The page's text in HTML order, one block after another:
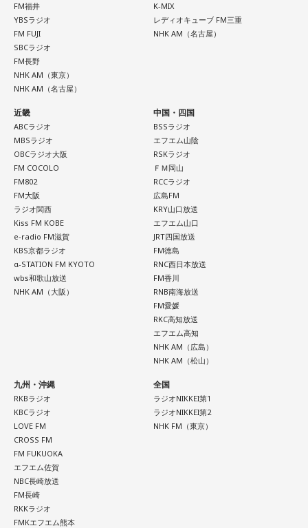
4．どうやって放水しているのか……我慢しすぎ度20％
上手な出し方を気にしたあなた。本音を出そうという意識は
しっかり持っているので、我慢しすぎは少なめです。ただ、
どう言えば角が立たないかを考えすぎて、タイミングを逃す
ことも。完璧を意識しすぎず、素直に伝えてみるのがコツで
す。
＊
我慢できるのは、あなたが優しくて、まわりを思いやれる証
拠です。あとは少しだけ、自分の本音も大切にしてあげまし
ょう。
■監修者プロフィール：草彅健太（くさなぎ・けんた）
東京池袋占い館セレーネ所属。メンタルケアカウンセラー。
鑑定件数は若い女性を中心に7,000件を超え、占いイベントや
アプリの監修も手がける。また、イベントMCや声優としての
活動もしており、芸能関係者からの依頼も多い。
Webサイト：
https://selene-uranai.com/
https://youtu.be/UHrZuZcHTj4
FM福井
YBSラジオ
FM FUJI
SBCラジオ
FM長野
NHK AM（東京）
NHK AM（名古屋）
K-MIX
レディオキューブ FM三重
NHK AM（名古屋）
近畿
ABCラジオ
MBSラジオ
OBCラジオ大阪
FM COCOLO
FM802
FM大阪
ラジオ関西
Kiss FM KOBE
e-radio FM滋賀
KBS京都ラジオ
α-STATION FM KYOTO
wbs和歌山放送
NHK AM（大阪）
中国・四国
BSSラジオ
エフエム山陰
RSKラジオ
ＦＭ岡山
RCCラジオ
広島FM
KRY山口放送
エフエム山口
JRT四国放送
FM徳島
RNC西日本放送
FM香川
RNB南海放送
FM愛媛
RKC高知放送
エフエム高知
NHK AM（広島）
NHK AM（松山）
九州・沖縄
RKBラジオ
KBCラジオ
LOVE FM
CROSS FM
FM FUKUOKA
エフエム佐賀
NBC長崎放送
FM長崎
RKKラジオ
FMKエフエム熊本
全国
ラジオNIKKEI第1
ラジオNIKKEI第2
NHK FM（東京）